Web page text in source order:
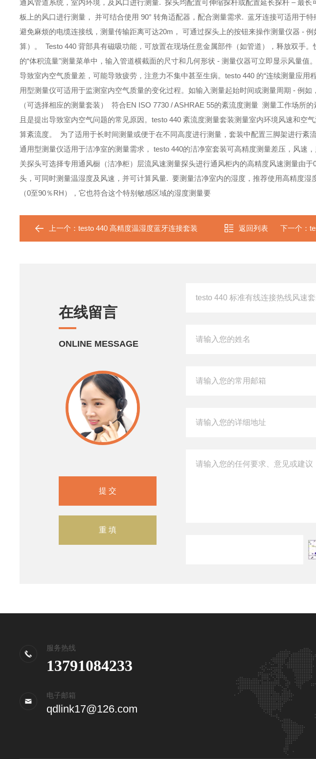
通风管道系统，室内环境，及风口进行测量. 探头均配置可伸缩探杆或配置延长探杆 – 最
板上的风口进行测量， 并可结合使用 90° 转角适配器，配合测量需求. 蓝牙连接可适用于
避免麻烦的电缆连接线，测量传输距离可达20m， 可通过探头上的按钮来操作测量仪器 -
算）。
Testo 440 背部具有磁吸功能，可放置在现场任意金属部件（如管道），释放双手。
的“体积流量"测量菜单中，输入管道横截面的尺寸和几何形状 - 测量仪器可立即显示风量值。
导致室内空气质量差，可能导致疲劳，注意力不集中甚至生病。testo 440 的“连续测量应用
用型测量仪可适用于监测室内空气质量的变化过程。如输入测量起始时间或测量周期 - 例如
（可选择相应的测量套装）
符合EN ISO 7730 / ASHRAE 55的紊流度测量 测量工作场所
且是提出导致室内空气问题的常见原因。testo 440 紊流度测量套装测量室内环境风速和空
算紊流度。
为了适用于长时间测量或便于在不同高度进行测量，套装中配置三脚架进行紊
通用型测量仪适用于洁净室的测量需求， testo 440的洁净室套装可高精度测量差压，风速
关探头可选择专用通风橱（洁净柜）层流风速测量探头进行通风柜内的高精度风速测量由于
头，可同时测量温湿度及风速，并可计算风量. 要测量洁净室内的湿度，推荐使用高精度湿
（0至90％RH），它也符合这个特别敏感区域的湿度测量要
上一个： testo 440 高精度温湿度蓝牙连接套装 返回列表 下一个：
在线留言
ONLINE MESSAGE
服务热线
13791084233
电子邮箱
qdlink17@126.com